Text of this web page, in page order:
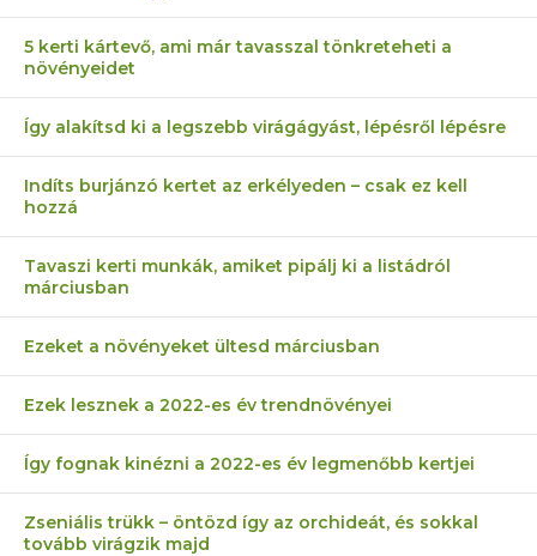
5 kerti kártevő, ami már tavasszal tönkreteheti a
növényeidet
Így alakítsd ki a legszebb virágágyást, lépésről lépésre
Indíts burjánzó kertet az erkélyeden – csak ez kell
hozzá
Tavaszi kerti munkák, amiket pipálj ki a listádról
márciusban
Ezeket a növényeket ültesd márciusban
Ezek lesznek a 2022-es év trendnövényei
Így fognak kinézni a 2022-es év legmenőbb kertjei
Zseniális trükk – öntözd így az orchideát, és sokkal
tovább virágzik majd